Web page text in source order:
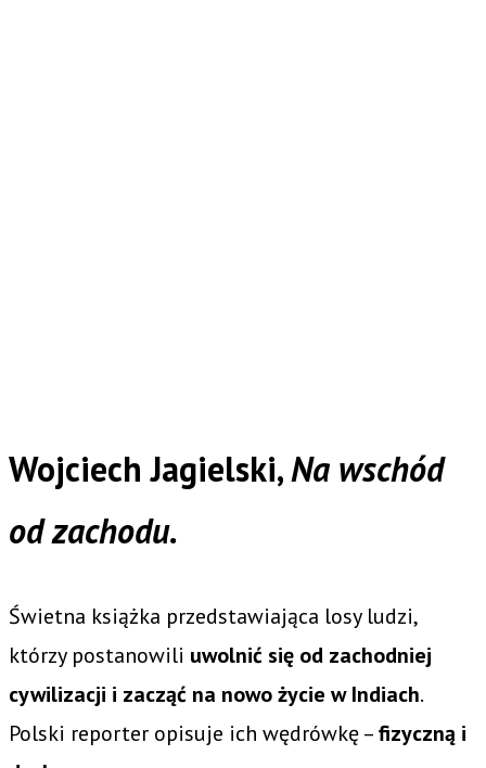
Wojciech Jagielski,Na wschód
od zachodu.
Świetna książka przedstawiająca losy ludzi,
którzy postanowili uwolnić się od zachodniej
cywilizacji i zacząć na nowo życie w Indiach.
Polski reporter opisuje ich wędrówkę –fizyczną i